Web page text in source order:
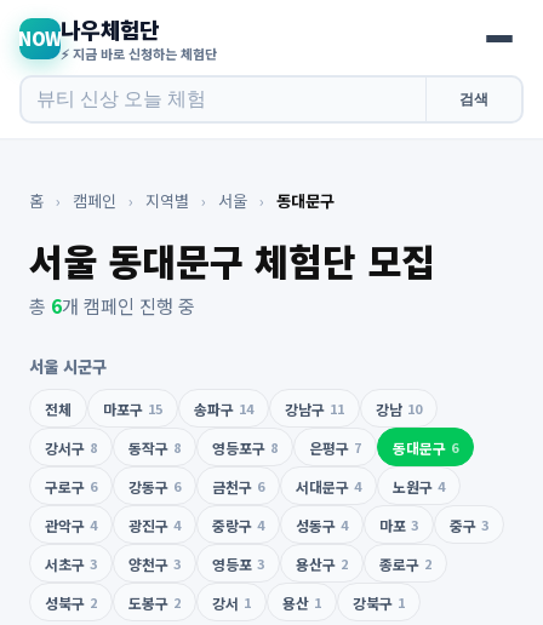
NOW나우체험단
⚡ 지금 바로 신청하는 체험단
검색
홈 › 캠페인 › 지역별 › 서울 › 동대문구
서울 동대문구 체험단 모집
총 6개 캠페인 진행 중
서울 시군구
전체 마포구 15 송파구 14 강남구 11 강남 10
강서구 8 동작구 8 영등포구 8 은평구 7 동대문구 6
구로구 6 강동구 6 금천구 6 서대문구 4 노원구 4
관악구 4 광진구 4 중랑구 4 성동구 4 마포 3 중구 3
서초구 3 양천구 3 영등포 3 용산구 2 종로구 2
성북구 2 도봉구 2 강서 1 용산 1 강북구 1